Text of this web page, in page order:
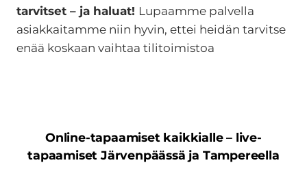
tarvitset – ja haluat! Lupaamme palvella
asiakkaitamme niin hyvin, ettei heidän tarvitse
enää koskaan vaihtaa tilitoimistoa
Online-tapaamiset kaikkialle – live-
tapaamiset Järvenpäässä ja Tampereella